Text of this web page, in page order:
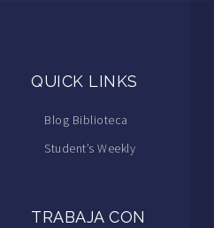
QUICK LINKS
Blog Biblioteca
Student’s Weekly
TRABAJA CON